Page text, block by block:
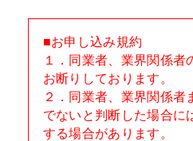
■お申し込み規約
１．同業者、業界関係者
お断りしております。
２．同業者、業界関係者
でないと判断した場合に
する場合があります。